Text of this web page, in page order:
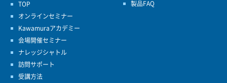
TOP
オンラインセミナー
Kawamuraアカデミー
会場開催セミナー
ナレッジシャトル
訪問サポート
受講方法
製品FAQ